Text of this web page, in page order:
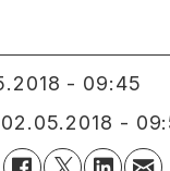
- 09:45
02.05.2018 -